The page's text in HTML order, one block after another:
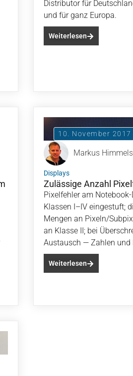
Distributor für
und für ganz Europa.
Weiterlesen
10. November 2017
Markus
Displays
Zulässige Anzahl
Pixelfehler am
Klassen I–IV eingestuft;
Mengen an Pixeln/
an Klasse II; bei
Austausch — Zahlen und
Weiterlesen